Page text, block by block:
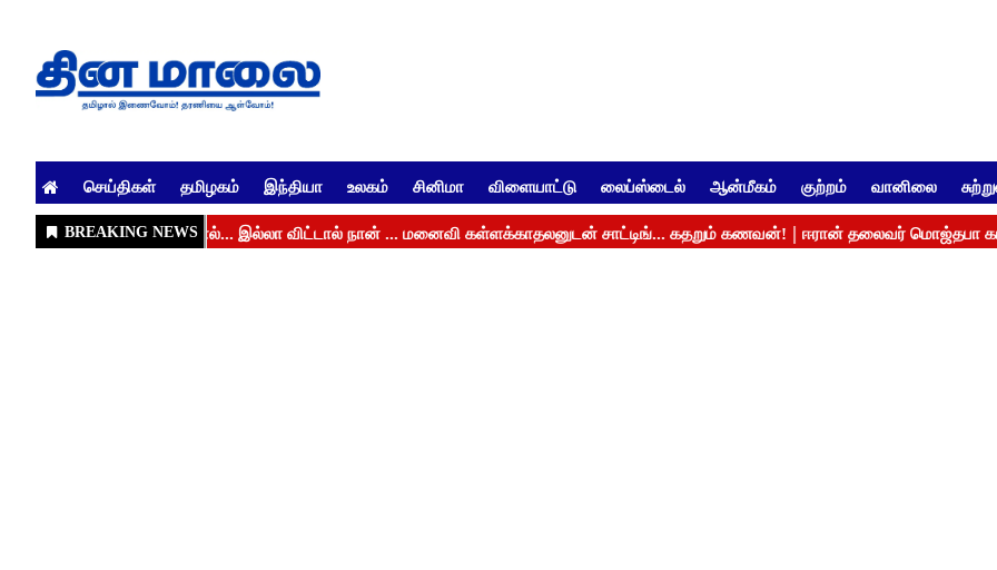
செய்திகள் தமிழகம் இந்தியா உலகம் சினிமா விளையாட்டு லைப்ஸ்டைல் ஆன்மீகம் குற்றம் வானிலை